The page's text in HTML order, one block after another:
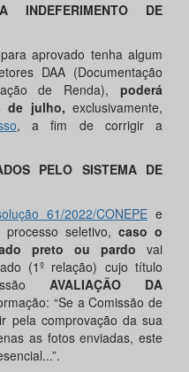
INDEFERIMENTO DE
aprovado tenha algum
DAA (Documentação
de Renda), poderá
de julho, exclusivamente,
, a fim de corrigir a
PELO SISTEMA DE
61/2022/CONEPEe
seletivo, caso o
preto ou pardo vai
(1º relação) cujo título
AVALIAÇÃO DA
“Se a Comissão de
pela comprovação da sua
as fotos enviadas, este